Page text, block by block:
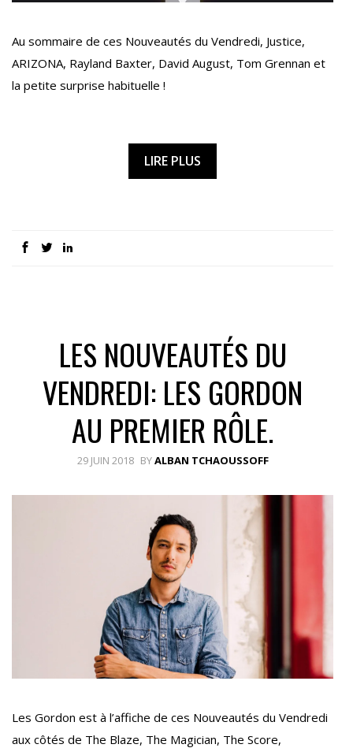
Au sommaire de ces Nouveautés du Vendredi, Justice,
ARIZONA, Rayland Baxter, David August, Tom Grennan et
la petite surprise habituelle !
LIRE PLUS
LES NOUVEAUTÉS DU
VENDREDI: LES GORDON
AU PREMIER RÔLE.
29 JUIN 2018 BYALBAN TCHAOUSSOFF
Les Gordon est à l’affiche de ces Nouveautés du Vendredi
aux côtés de The Blaze, The Magician, The Score,